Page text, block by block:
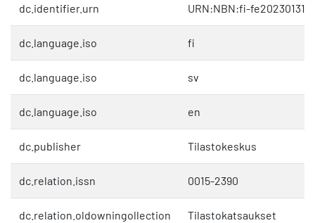
dc.identifier.urn URN:NBN:fi-
dc.language.iso fi
dc.language.iso sv
dc.language.iso en
dc.publisher Tilastokeskus
dc.relation.issn 0015-2390
dc.relation.oldowningollection Tilastokatsaukset